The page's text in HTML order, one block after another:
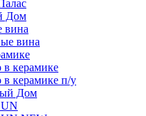
Дом
вина
вина
керамике
керамике п/у
Дом